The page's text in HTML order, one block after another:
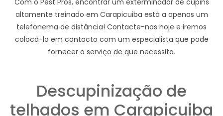
Com o Pest Pros, encontrar um exterminador de cupins
altamente treinado em Carapicuiba está a apenas um
telefonema de distância! Contacte-nos hoje e iremos
colocá-lo em contacto com um especialista que pode
fornecer o serviço de que necessita.
Descupinização de
telhados em Carapicuiba